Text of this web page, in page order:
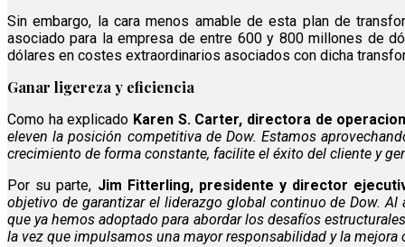
Sin embargo, la cara menos amable de esta plan de
asociado para la empresa de entre 600 y 800 millones de
dólares en costes extraordinarios asociados con dicha
Ganar ligereza y eficiencia
Como ha explicado Karen S. Carter, directora de
eleven la posición competitiva de Dow. Estamos
crecimiento de forma constante, facilite el éxito del cliente y
Por su parte, Jim Fitterling, presidente y director
objetivo de garantizar el liderazgo global continuo de Dow.
que ya hemos adoptado para abordar los desafíos
la vez que impulsamos una mayor responsabilidad y la